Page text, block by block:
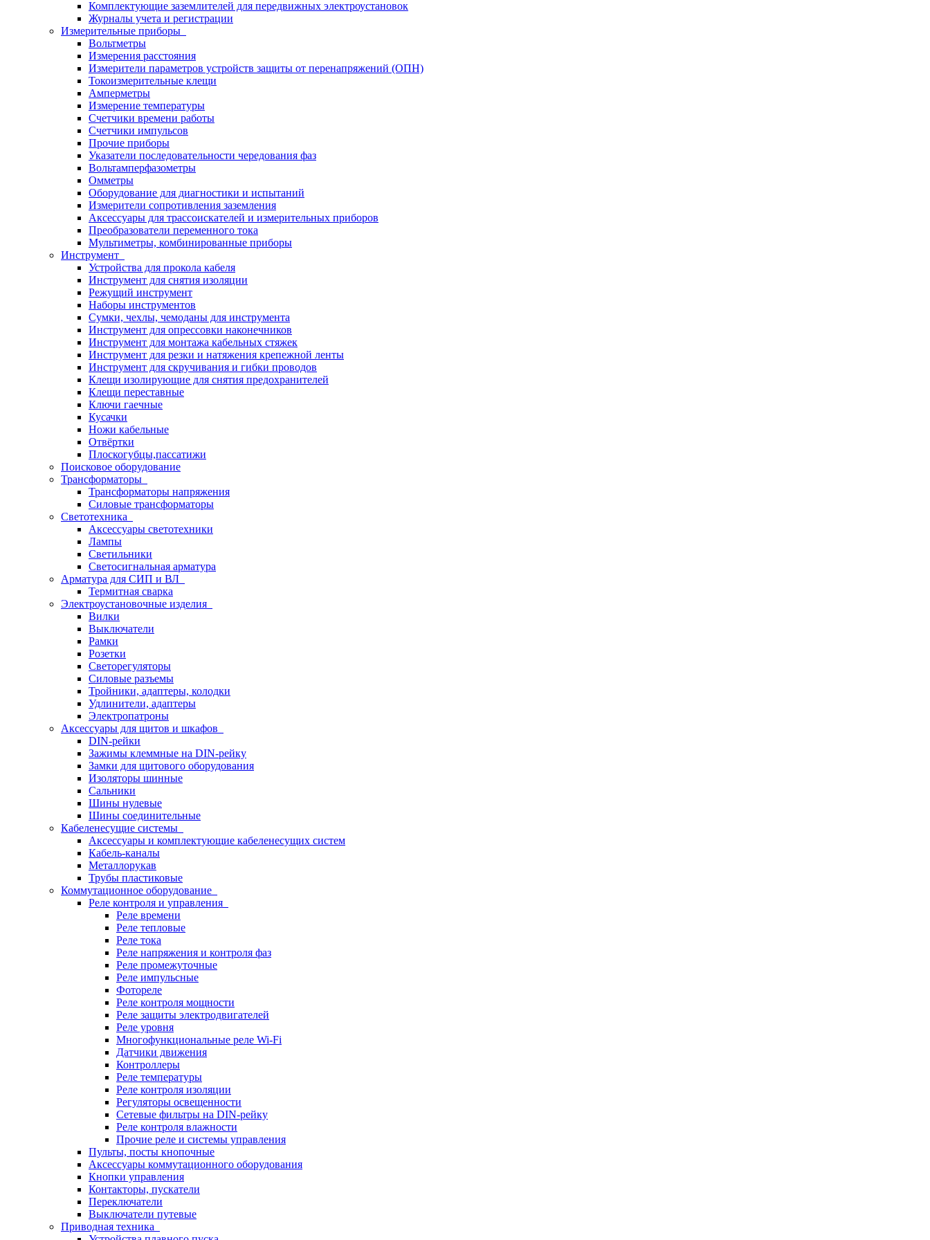
Комплектующие заземлителей для передвижных электроустановок
Журналы учета и регистрации
Измерительные приборы
Вольтметры
Измерения расстояния
Измерители параметров устройств защиты от перенапряжений (ОПН)
Токоизмерительные клещи
Амперметры
Измерение температуры
Счетчики времени работы
Счетчики импульсов
Прочие приборы
Указатели последовательности чередования фаз
Вольтамперфазометры
Омметры
Оборудование для диагностики и испытаний
Измерители сопротивления заземления
Аксессуары для трассоискателей и измерительных приборов
Преобразователи переменного тока
Мультиметры, комбинированные приборы
Инструмент
Устройства для прокола кабеля
Инструмент для снятия изоляции
Режущий инструмент
Наборы инструментов
Сумки, чехлы, чемоданы для инструмента
Инструмент для опрессовки наконечников
Инструмент для монтажа кабельных стяжек
Инструмент для резки и натяжения крепежной ленты
Инструмент для скручивания и гибки проводов
Клещи изолирующие для снятия предохранителей
Клещи переставные
Ключи гаечные
Кусачки
Ножи кабельные
Отвёртки
Плоскогубцы,пассатижи
Поисковое оборудование
Трансформаторы
Трансформаторы напряжения
Силовые трансформаторы
Светотехника
Аксессуары светотехники
Лампы
Светильники
Светосигнальная арматура
Арматура для СИП и ВЛ
Термитная сварка
Электроустановочные изделия
Вилки
Выключатели
Рамки
Розетки
Светорегуляторы
Силовые разъемы
Тройники, адаптеры, колодки
Удлинители, адаптеры
Электропатроны
Аксессуары для щитов и шкафов
DIN-рейки
Зажимы клеммные на DIN-рейку
Замки для щитового оборудования
Изоляторы шинные
Сальники
Шины нулевые
Шины соединительные
Кабеленесущие системы
Аксессуары и комплектующие кабеленесущих систем
Кабель-каналы
Металлорукав
Трубы пластиковые
Коммутационное оборудование
Реле контроля и управления
Реле времени
Реле тепловые
Реле тока
Реле напряжения и контроля фаз
Реле промежуточные
Реле импульсные
Фотореле
Реле контроля мощности
Реле защиты электродвигателей
Реле уровня
Многофункциональные реле Wi-Fi
Датчики движения
Контроллеры
Реле температуры
Реле контроля изоляции
Регуляторы освещенности
Сетевые фильтры на DIN-рейку
Реле контроля влажности
Прочие реле и системы управления
Пульты, посты кнопочные
Аксессуары коммутационного оборудования
Кнопки управления
Контакторы, пускатели
Переключатели
Выключатели путевые
Приводная техника